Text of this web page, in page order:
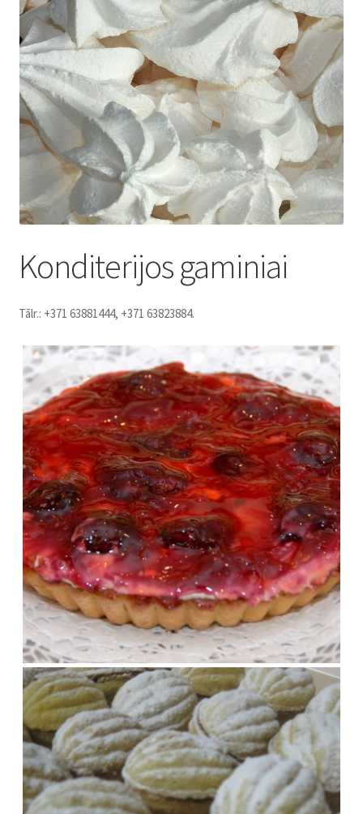
Konditoreja
Konditerijos gaminiai
Tālr.: +371 63881444, +371 63823884.